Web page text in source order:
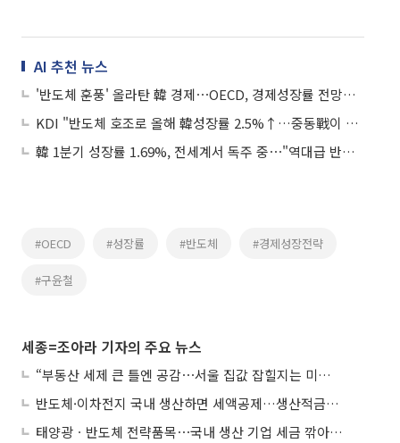
AI 추천 뉴스
'반도체 훈풍' 올라탄 韓 경제⋯OECD, 경제성장률 전망치 2.6% 대폭 상향
KDI "반도체 호조로 올해 韓성장률 2.5%↑…중동戰이 0.5%p 낮춰"
韓 1분기 성장률 1.69%, 전세계서 독주 중⋯"역대급 반도체 호황이 견인"
#OECD #성장률 #반도체 #경제성장전략
#구윤철
세종=조아라 기자의 주요 뉴스
“부동산 세제 큰 틀엔 공감⋯서울 집값 잡힐지는 미지수”
반도체·이차전지 국내 생산하면 세액공제…생산적금융 ISA 신설
태양광ㆍ반도체 전략품목⋯국내 생산 기업 세금 깎아준다